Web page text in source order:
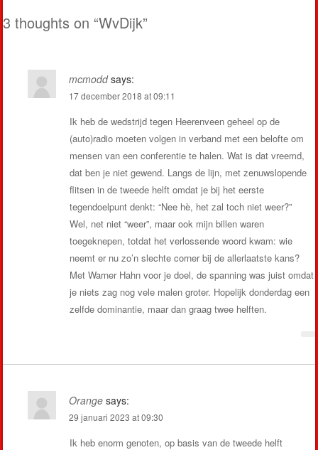
3 thoughts on “WvDijk”
mcmodd says:
17 december 2018 at 09:11
Ik heb de wedstrijd tegen Heerenveen geheel op de
(auto)radio moeten volgen in verband met een belofte om
mensen van een conferentie te halen. Wat is dat vreemd,
dat ben je niet gewend. Langs de lijn, met zenuwslopende
flitsen in de tweede helft omdat je bij het eerste
tegendoelpunt denkt: “Nee hè, het zal toch niet weer?”
Wel, net niet “weer”, maar ook mijn billen waren
toegeknepen, totdat het verlossende woord kwam: wie
neemt er nu zo’n slechte corner bij de allerlaatste kans?
Met Warner Hahn voor je doel, de spanning was juist omdat
je niets zag nog vele malen groter. Hopelijk donderdag een
zelfde dominantie, maar dan graag twee helften.
Orange says:
29 januari 2023 at 09:30
Ik heb enorm genoten, op basis van de tweede helft